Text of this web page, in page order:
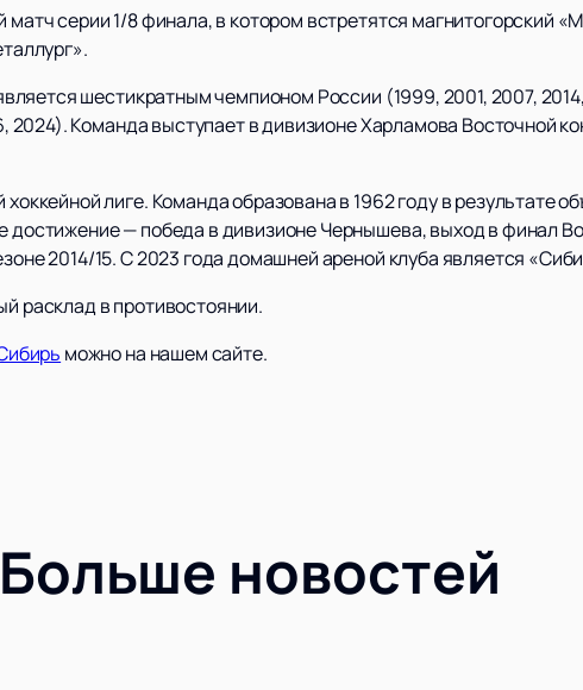
серии 1/8 финала, в котором встретятся магнитогорский
шестикратным чемпионом России (1999, 2001, 2007,
2024). Команда выступает в дивизионе Харламова Восточной
лиге. Команда образована в 1962 году в результате
— победа в дивизионе Чернышева, выход в финал
2014/15. С 2023 года домашней ареной клуба является
расклад в противостоянии.
можно на нашем сайте.
Больше новостей